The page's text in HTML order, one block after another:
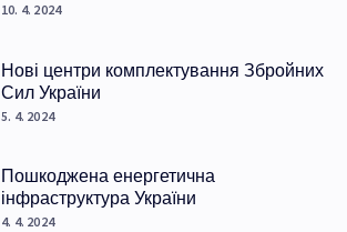
10. 4. 2024
Нові центри комплектування Збройних
Сил України
5. 4. 2024
Пошкоджена енергетична
інфраструктура України
4. 4. 2024